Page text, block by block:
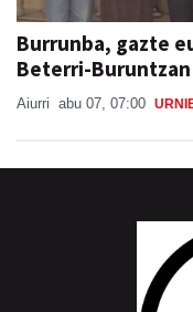
Burrunba, gazte
Beterri-Buruntzan
Aiurri abu 07, 07:00